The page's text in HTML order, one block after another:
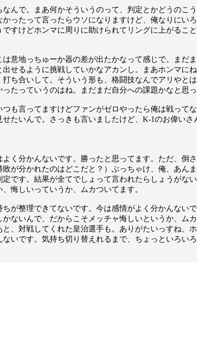
総合トップ
K-1 WGP
Krush
Krush-EX
K-1 アマチュア
K-
1.SHOP
（グッ
ズ）
K-
1.SHOP
（チケッ
ト）
ギャラリー（ポスタ
ギャラリー（写真）
ギャラリー（動画）
K-1
（K-1ジ
K-1 WGP公式ルー
Krush公式ルール
Krush-EX公式ルー
ル
K-1アマチュアルー
ル
K-1甲子園・カレッジ
X(JP)
X(アマ
X(En)
K-1と
K-1
Krush
K-1ア
K-1
■ ガー
んで。まあ何かそういうのって、判定とかどうのこ
ったって言ったらウソになりますけど、俺なりにい
すけどホンマに周りに助けられてリングに上がること
意地っちゅーか器の差が出たかなって感じで。まだ
せるように挑戦していかなアカンし。まあホンマにね
合いして。そういう形も、格闘技なんでアリやと
たっていうのはね。まだまだ自分への課題かなと思っ
も言ってますけどファンがゼロやったら俺は戦って
たいんで。さっきも言いましたけど、K-1のお偉いさ
く分かんないです。勝ったと思ってます。ただ、倒
が分かれたのはどこだと？）ぶっちゃけ、俺、あん
です。結果が全てでしょって言われたらしょうがな
悔しいっていうか、ムカついてます。
整理できてないです。今は感情がよく分かんないで
ないんで、だからこそメッチャ悔しいというか、ム
、対戦してくれた皇治選手も。ありがたいっすね、
いです。気持ち切り替えれるまで、ちょっといろい